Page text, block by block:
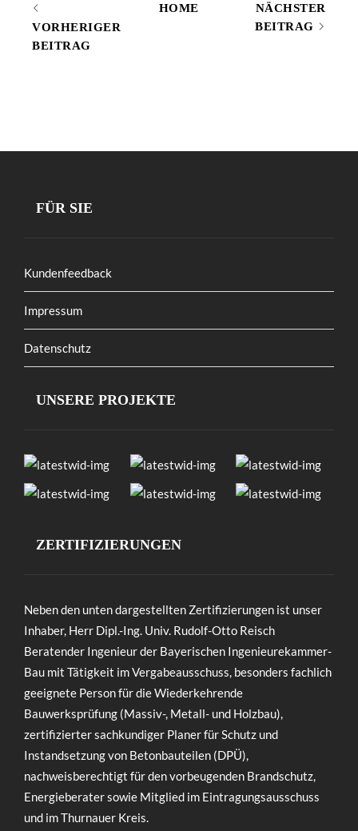
VORHERIGER
BEITRAG
HOME
NÄCHSTER
BEITRAG
FÜR SIE
Kundenfeedback
Impressum
Datenschutz
UNSERE PROJEKTE
ZERTIFIZIERUNGEN
Neben den unten dargestellten Zertifizierungen ist unser
Inhaber, Herr Dipl.-Ing. Univ. Rudolf-Otto Reisch
Beratender Ingenieur der Bayerischen Ingenieurekammer-
Bau mit Tätigkeit im Vergabeausschuss, besonders fachlich
geeignete Person für die Wiederkehrende
Bauwerksprüfung (Massiv-, Metall- und Holzbau),
zertifizierter sachkundiger Planer für Schutz und
Instandsetzung von Betonbauteilen (DPÜ),
nachweisberechtigt für den vorbeugenden Brandschutz,
Energieberater sowie Mitglied im Eintragungsausschuss
und im Thurnauer Kreis.